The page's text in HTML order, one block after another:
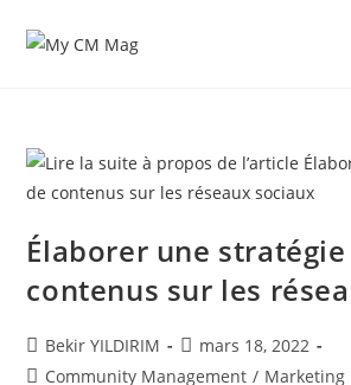
Élaborer une
contenus sur les
Auteur/autrice
de
Bekir YILDIRIM
Publication
publiée :
mars 18, 2022
PostCommunity Management / Marketing